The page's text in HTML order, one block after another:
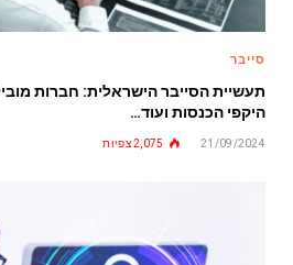
סייבר
תעשיית הסייבר הישראלית: חברות
היקפי הכנסות ועוד…
21/09/2024
2,075 צפיות